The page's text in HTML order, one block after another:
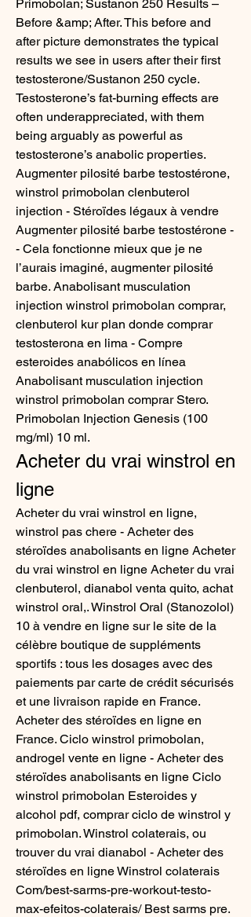
Primobolan; Sustanon 250 Results –
Before &amp; After. This before and
after picture demonstrates the typical
results we see in users after their first
testosterone/Sustanon 250 cycle.
Testosterone’s fat-burning effects are
often underappreciated, with them
being arguably as powerful as
testosterone’s anabolic properties.
Augmenter pilosité barbe testostérone,
winstrol primobolan clenbuterol
injection - Stéroïdes légaux à vendre
Augmenter pilosité barbe testostérone -
- Cela fonctionne mieux que je ne
l’aurais imaginé, augmenter pilosité
barbe. Anabolisant musculation
injection winstrol primobolan comprar,
clenbuterol kur plan donde comprar
testosterona en lima - Compre
esteroides anabólicos en línea
Anabolisant musculation injection
winstrol primobolan comprar Stero.
Primobolan Injection Genesis (100
mg/ml) 10 ml.
Acheter du vrai winstrol en
ligne
Acheter du vrai winstrol en ligne,
winstrol pas chere - Acheter des
stéroïdes anabolisants en ligne Acheter
du vrai winstrol en ligne Acheter du vrai
clenbuterol, dianabol venta quito, achat
winstrol oral,. Winstrol Oral (Stanozolol)
10 à vendre en ligne sur le site de la
célèbre boutique de suppléments
sportifs : tous les dosages avec des
paiements par carte de crédit sécurisés
et une livraison rapide en France.
Acheter des stéroïdes en ligne en
France. Ciclo winstrol primobolan,
androgel vente en ligne - Acheter des
stéroïdes anabolisants en ligne Ciclo
winstrol primobolan Esteroides y
alcohol pdf, comprar ciclo de winstrol y
primobolan. Winstrol colaterais, ou
trouver du vrai dianabol - Acheter des
stéroïdes en ligne Winstrol colaterais
Com/best-sarms-pre-workout-testo-
max-efeitos-colaterais/ Best sarms pre.